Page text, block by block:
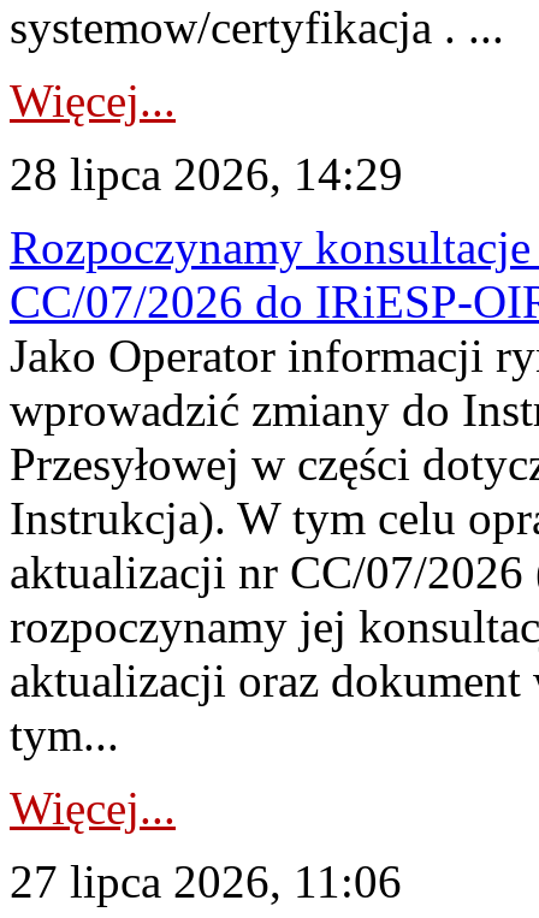
systemow/certyfikacja . ...
Więcej...
28 lipca 2026, 14:29
Rozpoczynamy
CC/07/2026 do IRiESP-
Jako Operator informacji
wprowadzić zmiany do
Przesyłowej w części
Instrukcja). W tym celu
aktualizacji nr CC/07/
rozpoczynamy jej
aktualizacji oraz
tym...
Więcej...
27 lipca 2026, 11:06